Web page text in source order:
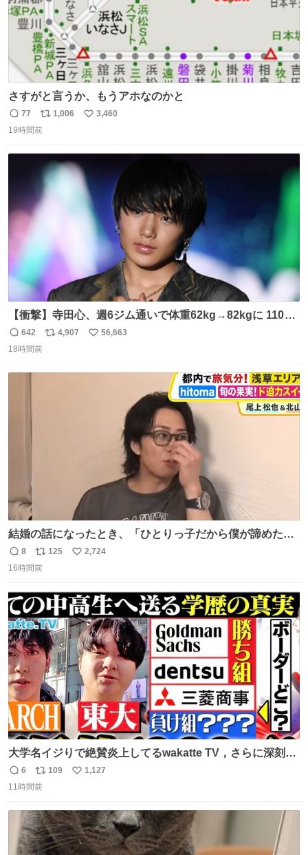
さすがと言うか、もうアホなのかと
返
信
77
リ
ポ
ト
数
1,006
い
3,460
19時間前
【衝撃】寺田心、週6ジム通いで体重62kg→82kgに 110kg
のベンチプレス持ち上げる姿披露
news.livedoor.com/article/detail… 元々自重のみだった
のためおにぎり10個、ゼリー飲料3～4本、パスタと毎日4
千kcalオーバーの食事を摂取し、増量したという。
返
信
642
リ
4,907
い
56,663
18時間前
結婚の話になったとき、「ひとりっ子だから僕が諦めた瞬
間に一族が潰える」「死ぬとき1人とか嫌」だから結婚願
望は"ある"って答えたものの、結局「（結婚は）向いてね
えて言葉を選んで、まるく収めてくれたんだなと思った
返
信
8
リ
ポ
ト
数
125
い
数
2,724
16時間前
大学名イジりで絶賛炎上してるwakatte TV，さらに深刻な
問題はこっちでは？ ・都内の特定企業に入るのを極度に推
奨し，それ以外の地域で堅実に生きるのを周縁化する ・恋
化する ・院生が研究環境を求め他大学に移るのを批判する
過去例↓
返
信
6
リ
ポ
ト
数
109
い
数
1,127
11時間前